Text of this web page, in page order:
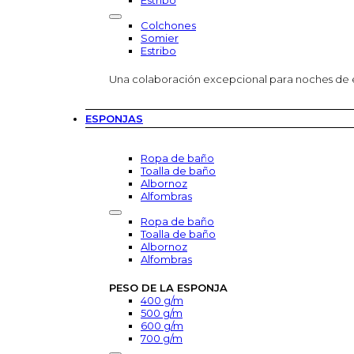
Colchones
Somier
Estribo
Una colaboración excepcional para noches de
ESPONJAS
Ropa de baño
Toalla de baño
Albornoz
Alfombras
Ropa de baño
Toalla de baño
Albornoz
Alfombras
PESO DE LA ESPONJA
400 g/m
500 g/m
600 g/m
700 g/m